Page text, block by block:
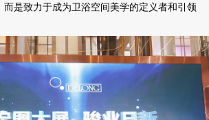
而是致力于成为卫浴空间美学的定义者和引领